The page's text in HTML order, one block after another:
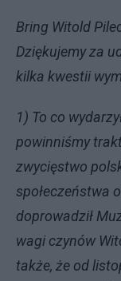
Bring Witold
Dziękujemy za
kilka kwestii
1) To co
powinniśmy
zwycięstwo
społeczeństwa
doprowadził
wagi czynów
także, że od